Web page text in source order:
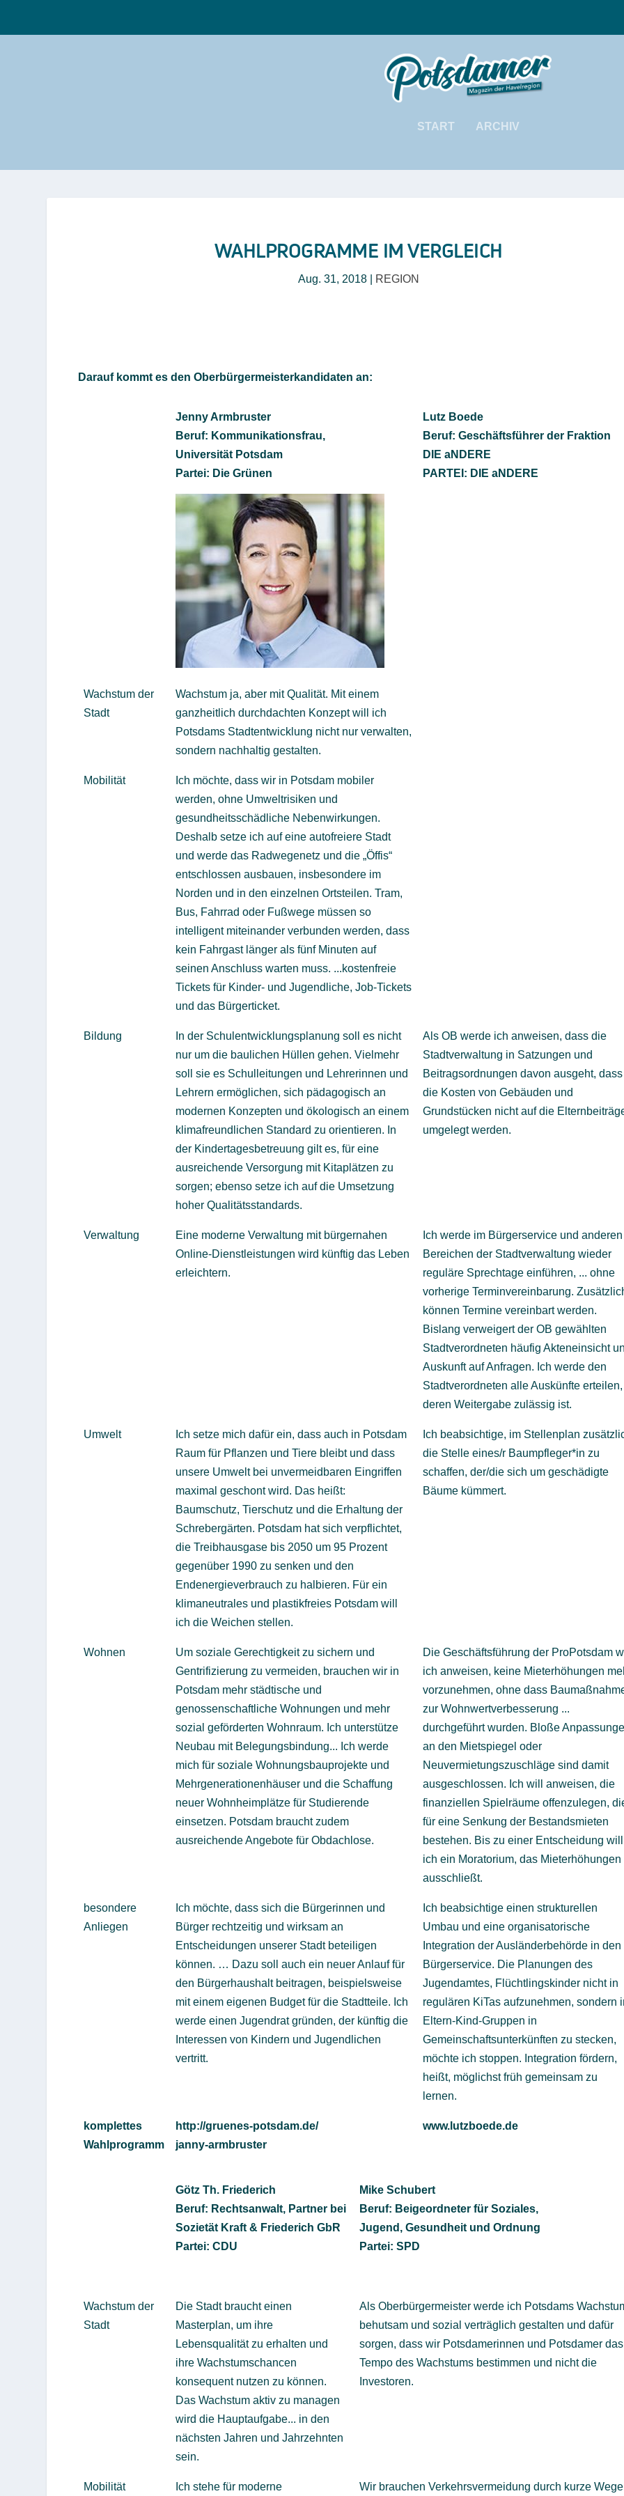
START ARCHIV
WAHLPROGRAMME IM VERGLEICH
Aug. 31, 2018| REGION
Darauf kommt es den Oberbürgermeisterkandidaten an:
Jenny Armbruster
Beruf: Kommunikationsfrau,
Universität Potsdam
Partei: Die Grünen
Lutz Boede
Beruf: Geschäftsführer der Fraktion
DIE aNDERE
PARTEI: DIE aNDERE
Wachstum der
Stadt
Wachstum ja, aber mit Qualität. Mit einem
ganzheitlich durchdachten Konzept will ich
Potsdams Stadtentwicklung nicht nur verwalten,
sondern nachhaltig gestalten.
Mobilität
Ich möchte, dass wir in Potsdam mobiler
werden, ohne Umweltrisiken und
gesundheitsschädliche Nebenwirkungen.
Deshalb setze ich auf eine autofreiere Stadt
und werde das Radwegenetz und die „Öffis“
entschlossen ausbauen, insbesondere im
Norden und in den einzelnen Ortsteilen. Tram,
Bus, Fahrrad oder Fußwege müssen so
intelligent miteinander verbunden werden, dass
kein Fahrgast länger als fünf Minuten auf
seinen Anschluss warten muss. ...kostenfreie
Tickets für Kinder- und Jugendliche, Job-Tickets
und das Bürgerticket.
Bildung
In der Schulentwicklungsplanung soll es nicht
nur um die baulichen Hüllen gehen. Vielmehr
soll sie es Schulleitungen und Lehrerinnen und
Lehrern ermöglichen, sich pädagogisch an
modernen Konzepten und ökologisch an einem
klimafreundlichen Standard zu orientieren. In
der Kindertagesbetreuung gilt es, für eine
ausreichende Versorgung mit Kitaplätzen zu
sorgen; ebenso setze ich auf die Umsetzung
hoher Qualitätsstandards.
Als OB werde ich anweisen, dass die
Stadtverwaltung in Satzungen und
Beitragsordnungen davon ausgeht, dass
die Kosten von Gebäuden und
Grundstücken nicht auf die
umgelegt werden.
Verwaltung
Eine moderne Verwaltung mit bürgernahen
Online-Dienstleistungen wird künftig das Leben
erleichtern.
Ich werde im Bürgerservice und anderen
Bereichen der Stadtverwaltung wieder
reguläre Sprechtage einführen, ... ohne
vorherige Terminvereinbarung.
können Termine vereinbart werden.
Bislang verweigert der OB gewählten
Stadtverordneten häufig Akteneinsicht
Auskunft auf Anfragen. Ich werde den
Stadtverordneten alle Auskünfte erteilen,
deren Weitergabe zulässig ist.
Umwelt
Ich setze mich dafür ein, dass auch in Potsdam
Raum für Pflanzen und Tiere bleibt und dass
unsere Umwelt bei unvermeidbaren Eingriffen
maximal geschont wird. Das heißt:
Baumschutz, Tierschutz und die Erhaltung der
Schrebergärten. Potsdam hat sich verpflichtet,
die Treibhausgase bis 2050 um 95 Prozent
gegenüber 1990 zu senken und den
Endenergieverbrauch zu halbieren. Für ein
klimaneutrales und plastikfreies Potsdam will
ich die Weichen stellen.
Ich beabsichtige, im Stellenplan
die Stelle eines/r Baumpfleger*in zu
schaffen, der/die sich um geschädigte
Bäume kümmert.
Wohnen
Um soziale Gerechtigkeit zu sichern und
Gentrifizierung zu vermeiden, brauchen wir in
Potsdam mehr städtische und
genossenschaftliche Wohnungen und mehr
sozial geförderten Wohnraum. Ich unterstütze
Neubau mit Belegungsbindung... Ich werde
mich für soziale Wohnungsbauprojekte und
Mehrgenerationenhäuser und die Schaffung
neuer Wohnheimplätze für Studierende
einsetzen. Potsdam braucht zudem
ausreichende Angebote für Obdachlose.
Die Geschäftsführung der ProPotsdam
ich anweisen, keine Mieterhöhungen
vorzunehmen, ohne dass
zur Wohnwertverbesserung ...
durchgeführt wurden. Bloße
an den Mietspiegel oder
Neuvermietungszuschläge sind damit
ausgeschlossen. Ich will anweisen, die
finanziellen Spielräume offenzulegen,
für eine Senkung der Bestandsmieten
bestehen. Bis zu einer Entscheidung will
ich ein Moratorium, das Mieterhöhungen
ausschließt.
besondere
Anliegen
Ich möchte, dass sich die Bürgerinnen und
Bürger rechtzeitig und wirksam an
Entscheidungen unserer Stadt beteiligen
können. … Dazu soll auch ein neuer Anlauf für
den Bürgerhaushalt beitragen, beispielsweise
mit einem eigenen Budget für die Stadtteile. Ich
werde einen Jugendrat gründen, der künftig die
Interessen von Kindern und Jugendlichen
vertritt.
Ich beabsichtige einen strukturellen
Umbau und eine organisatorische
Integration der Ausländerbehörde in den
Bürgerservice. Die Planungen des
Jugendamtes, Flüchtlingskinder nicht in
regulären KiTas aufzunehmen, sondern
Eltern-Kind-Gruppen in
Gemeinschaftsunterkünften zu stecken,
möchte ich stoppen. Integration fördern,
heißt, möglichst früh gemeinsam zu
lernen.
komplettes
Wahlprogramm
http://gruenes-potsdam.de/
janny-armbruster
www.lutzboede.de
Götz Th. Friederich
Beruf: Rechtsanwalt, Partner bei
Sozietät Kraft & Friederich GbR
Partei: CDU
Mike Schubert
Beruf: Beigeordneter für Soziales,
Jugend, Gesundheit und Ordnung
Partei: SPD
Wachstum der
Stadt
Die Stadt braucht einen
Masterplan, um ihre
Lebensqualität zu erhalten und
ihre Wachstumschancen
konsequent nutzen zu können.
Das Wachstum aktiv zu managen
wird die Hauptaufgabe... in den
nächsten Jahren und Jahrzehnten
sein.
Als Oberbürgermeister werde ich Potsdams
behutsam und sozial verträglich gestalten und dafür
sorgen, dass wir Potsdamerinnen und Potsdamer das
Tempo des Wachstums bestimmen und nicht die
Investoren.
Mobilität Ich stehe für moderne Wir brauchen Verkehrsvermeidung durch kurze Wege